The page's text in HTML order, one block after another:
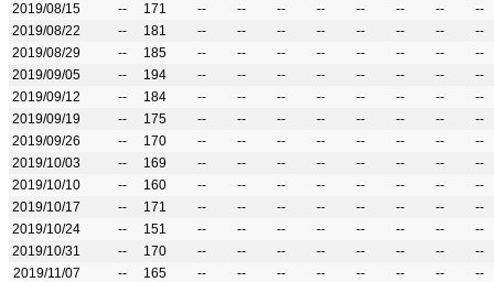
2019/08/15
-- 171 -- -- -- -- -- -- --
--
2019/08/22
-- 181 -- -- -- -- -- -- --
--
2019/08/29
-- 185 -- -- -- -- -- -- --
--
2019/09/05
-- 194 -- -- -- -- -- -- --
--
2019/09/12
-- 184 -- -- -- -- -- -- --
--
2019/09/19
-- 175 -- -- -- -- -- -- --
--
2019/09/26
-- 170 -- -- -- -- -- -- --
--
2019/10/03
-- 169 -- -- -- -- -- -- --
--
2019/10/10
-- 160 -- -- -- -- -- -- --
--
2019/10/17
-- 171 -- -- -- -- -- -- --
--
2019/10/24
-- 151 -- -- -- -- -- -- --
--
2019/10/31
-- 170 -- -- -- -- -- -- --
--
2019/11/07
-- 165 -- -- -- -- -- -- --
--